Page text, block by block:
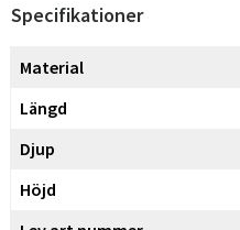
Specifikationer
Material
Längd
Djup
Höjd